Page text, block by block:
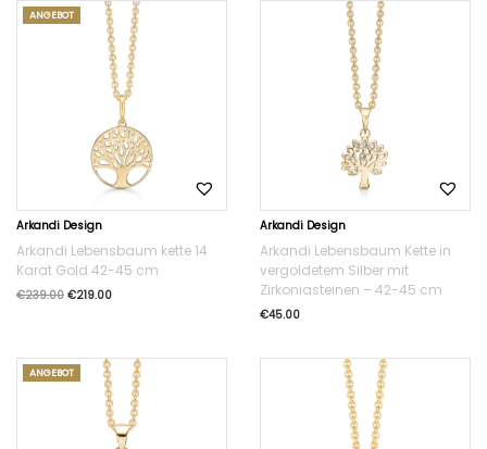
ANGEBOT
Arkandi Design
Arkandi Lebensbaum kette 14
Karat Gold 42-45 cm
€239.00 €219.00
Arkandi Design
Arkandi Lebensbaum Kette in
vergoldetem Silber mit
Zirkoniasteinen – 42-45 cm
€45.00
ANGEBOT